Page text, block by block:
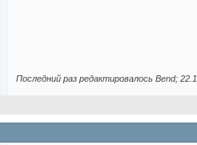
Последний раз редактировалось Bend;